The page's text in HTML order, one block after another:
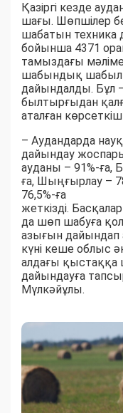
Қазіргі кезде
шағы. Шөпшілер
шабатын техника
бойынша 4371
тамыздағы
шабындық
дайындалды. Бұл
былтырғыдан
аталған
– Аудандарда
дайындау
ауданы – 91%-ға,
ға, Шыңғырлау –
76,5%-ға
жеткізді.
да шөп шабуға
азығын дайындап
күні кеше облыс
алдағы
дайындауға
Мүлкәйұлы.